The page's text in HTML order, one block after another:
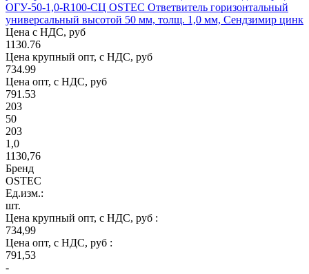
ОГУ-50-1,0-R100-СЦ OSTEC Ответвитель горизонтальный
универсальный высотой 50 мм, толщ. 1,0 мм, Сендзимир цинк
Цена с НДС, руб
1130.76
Цена крупный опт, с НДС, руб
734.99
Цена опт, с НДС, руб
791.53
203
50
203
1,0
1130,76
Бренд
OSTEC
Ед.изм.:
шт.
Цена крупный опт, с НДС, руб :
734,99
Цена опт, с НДС, руб :
791,53
-